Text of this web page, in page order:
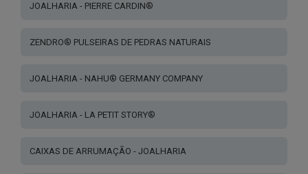
JOALHARIA - PIERRE CARDIN®
ZENDRO® PULSEIRAS DE PEDRAS NATURAIS
JOALHARIA - NAHU® GERMANY COMPANY
JOALHARIA - LA PETIT STORY®
CAIXAS DE ARRUMAÇÃO - JOALHARIA